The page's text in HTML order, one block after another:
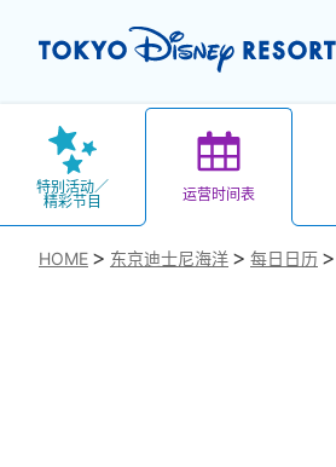
特别活动／
精彩节目
运营时间表
HOME 东京迪士尼海洋 每日日历